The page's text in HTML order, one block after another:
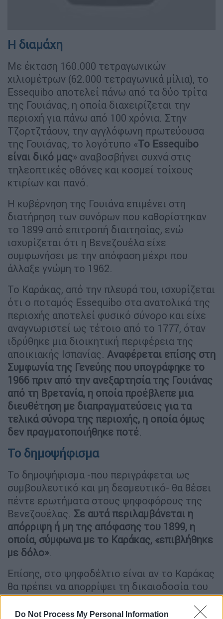
Do Not Process My Personal Information
Η διαμάχη
Με έκταση 160.000 τετραγωνικών
χιλιομέτρων (62.000 τετραγωνικά μίλια), το
Essequibo αποτελεί πάνω από τα δύο τρίτα
της Γουιάνας, η οποία διαχειρίζεται την
περιοχή για πάνω από 100 χρόνια. Στην
Τζορτζτάουν, την αγγλόφωνη πρωτεύουσα
της Γουιάνας, το λογότυπο «Το Essequibo
είναι δικό μας» αναβοσβήνει συχνά στις
τηλεοπτικές οθόνες και κοσμεί τοίχους
κτιρίων και πανό.
Η κυβέρνηση της Γουιάνα επιμένει στη
διατήρηση των συνόρων που καθορίστηκαν
το 1899 από επιτροπή διαιτησίας, ενώ
ισχυρίζεται ότι η Βενεζουέλα είχε
συμφωνήσει με την απόφαση μέχρι που
άλλαξε γνώμη το 1962.
Το Καράκας, από την πλευρά του, ισχυρίζεται
ότι ο ποταμός Essequibo στα ανατολικά της
περιοχής αποτελεί φυσικό σύνορο και είχε
αναγνωριστεί ως τέτοιο από το 1777, όταν
ιδρύθηκε μια διοικητική περιφέρεια της
αποικιακής Ισπανίας. Αναφέρεται επίσης στη
Συμφωνία της Γενεύης που υπογράφηκε το
1966 πριν από την ανεξαρτησία της Γουιάνας
από τη Βρετανία, η οποία προέβλεπε μια
διευθέτηση με διαπραγματεύσεις για τα
τελικά σύνορα της περιοχής, η οποία όμως
δεν πραγματοποιήθηκε ποτέ.
Το δημοψήφισμα
Το δημοψήφισμα -που περιγράφεται ως
συμβουλευτικό και μη δεσμευτικό- θα θέσει
πέντε ερωτήματα στους ψηφοφόρους της
Βενεζουέλας. Σε αυτά περιλαμβάνεται η
απόρριψη ή μη της απόφασης του 1899, η
οποία, σύμφωνα με το Καράκας, «επιβλήθηκε
με δόλο».
Επίσης, στο ψηφοδέλτιο είναι αν το Καράκας
θα πρέπει να απορρίψει τη δικαιοδοσία του
Διεθνούς Δικαστηρίου της Βενεζουέλας επί
της διαφοράς, και αν θα πρέπει ή όχι να